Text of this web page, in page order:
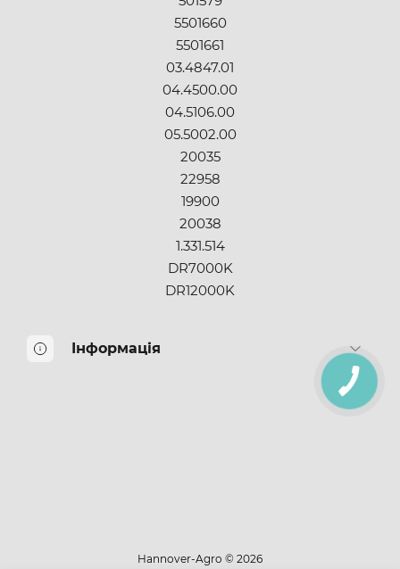
5501660
5501661
03.4847.01
04.4500.00
04.5106.00
05.5002.00
20035
22958
19900
20038
1.331.514
DR7000K
DR12000K
Інформація
Hannover-Agro © 2026
КНОПКА
ЗВ'ЯЗКУ